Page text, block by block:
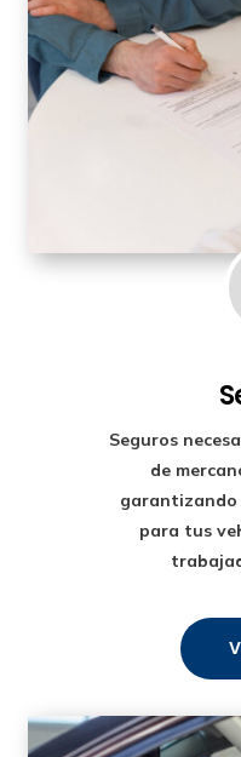
Seguros
de
garantizando
para tus